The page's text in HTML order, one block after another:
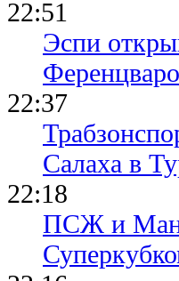
22:51
Эспи
22:37
Салаха в
22:18
ПСЖ и